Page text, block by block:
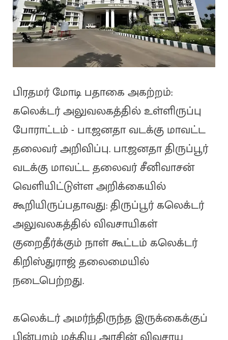
பிரதமர் மோடி பதாகை அகற்றம்:
கலெக்டர் அலுவலகத்தில் உள்ளிருப்பு
போராட்டம் - பா.ஜனதா வடக்கு மாவட்ட
தலைவர் அறிவிப்பு. பா.ஜனதா திருப்பூர்
வடக்கு மாவட்ட தலைவர் சீனிவாசன்
வெளியிட்டுள்ள அறிக்கையில்
கூறியிருப்பதாவது: திருப்பூர் கலெக்டர்
அலுவலகத்தில் விவசாயிகள்
குறைதீர்க்கும் நாள் கூட்டம் கலெக்டர்
கிறிஸ்துராஜ் தலைமையில்
நடைபெற்றது.
கலெக்டர் அமர்ந்திருந்த இருக்கைக்குப்